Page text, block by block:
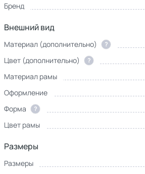
Бренд
Внешний вид
Материал (дополнительно) ?
Цвет (дополнительно)
?
Материал рамы
Оформление
Форма
?
Цвет рамы
Размеры
Размеры